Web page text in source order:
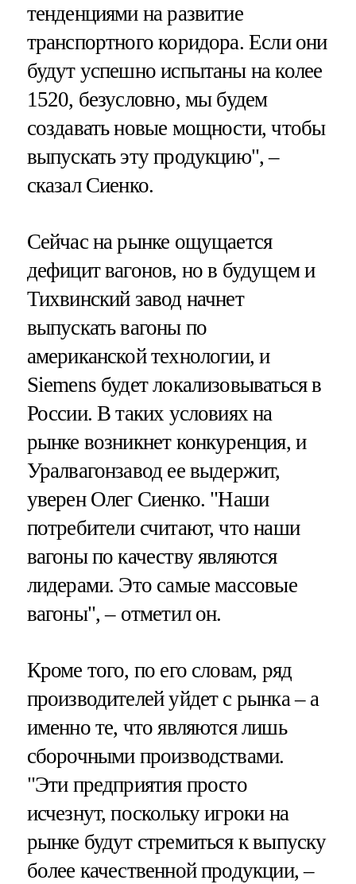
тенденциями на развитие
транспортного коридора. Если они
будут успешно испытаны на колее
1520, безусловно, мы будем
создавать новые мощности, чтобы
выпускать эту продукцию", –
сказал Сиенко.
Сейчас на рынке ощущается
дефицит вагонов, но в будущем и
Тихвинский завод начнет
выпускать вагоны по
американской технологии, и
Siemens будет локализовываться в
России. В таких условиях на
рынке возникнет конкуренция, и
Уралвагонзавод ее выдержит,
уверен Олег Сиенко. "Наши
потребители считают, что наши
вагоны по качеству являются
лидерами. Это самые массовые
вагоны", – отметил он.
Кроме того, по его словам, ряд
производителей уйдет с рынка – а
именно те, что являются лишь
сборочными производствами.
"Эти предприятия просто
исчезнут, поскольку игроки на
рынке будут стремиться к выпуску
более качественной продукции, –